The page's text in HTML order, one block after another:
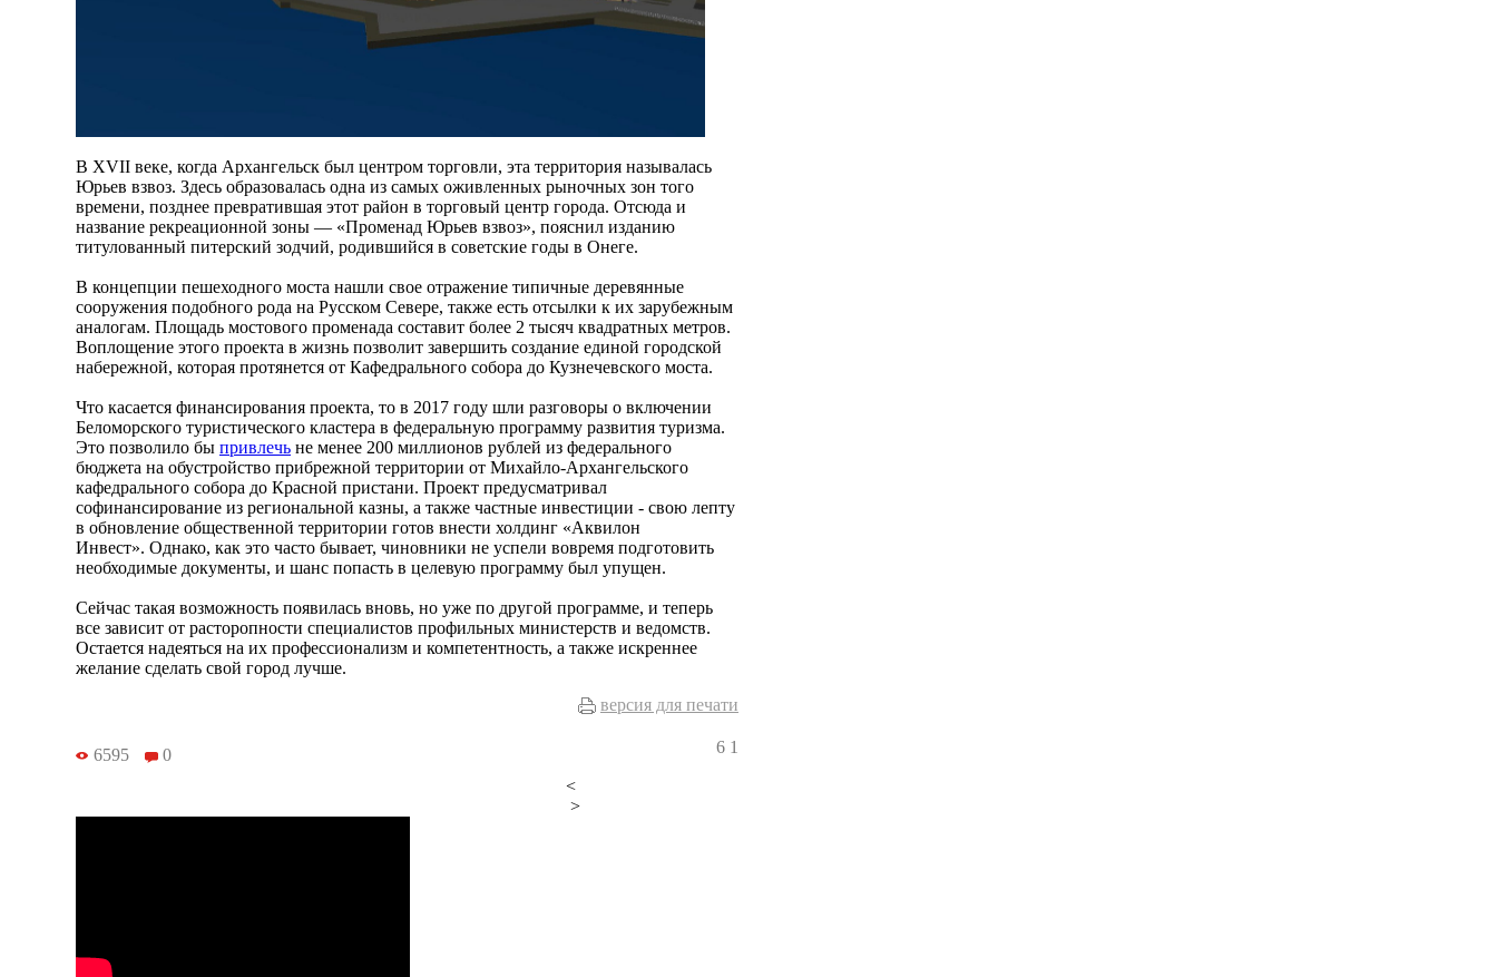
В XVII веке, когда Архангельск был центром торговли, эта территория называлась
Юрьев взвоз. Здесь образовалась одна из самых оживленных рыночных зон того
времени, позднее превратившая этот район в торговый центр города. Отсюда и
название рекреационной зоны — «Променад Юрьев взвоз», пояснил изданию
титулованный питерский зодчий, родившийся в советские годы в Онеге.
В концепции пешеходного моста нашли свое отражение типичные деревянные
сооружения подобного рода на Русском Севере, также есть отсылки к их зарубежным
аналогам. Площадь мостового променада составит более 2 тысяч квадратных метров.
Воплощение этого проекта в жизнь позволит завершить создание единой городской
набережной, которая протянется от Кафедрального собора до Кузнечевского моста.
Что касается финансирования проекта, то в 2017 году шли разговоры о включении
Беломорского туристического кластера в федеральную программу развития туризма.
Это позволило бы привлечь не менее 200 миллионов рублей из федерального
бюджета на обустройство прибрежной территории от Михайло-Архангельского
кафедрального собора до Красной пристани. Проект предусматривал
софинансирование из региональной казны, а также частные инвестиции - свою лепту
в обновление общественной территории готов внести холдинг «Аквилон
Инвест». Однако, как это часто бывает, чиновники не успели вовремя подготовить
необходимые документы, и шанс попасть в целевую программу был упущен.
Сейчас такая возможность появилась вновь, но уже по другой программе, и теперь
все зависит от расторопности специалистов профильных министерств и ведомств.
Остается надеяться на их профессионализм и компетентность, а также искреннее
желание сделать свой город лучше.
версия для печати
6595 0 6 1
<
>